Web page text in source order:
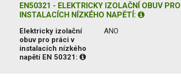
EN50321 - ELEKTRICKY IZOLAČNÍ OBUV
INSTALACÍCH NÍZKÉHO NAPĚTÍ:
Elektricky izolační
obuv pro práci v
instalacích nízkého
napětí EN 50321:
ANO